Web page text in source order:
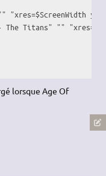
"xres=$ScreenWidth
The Titans" "" "xres=
lorsque Age Of